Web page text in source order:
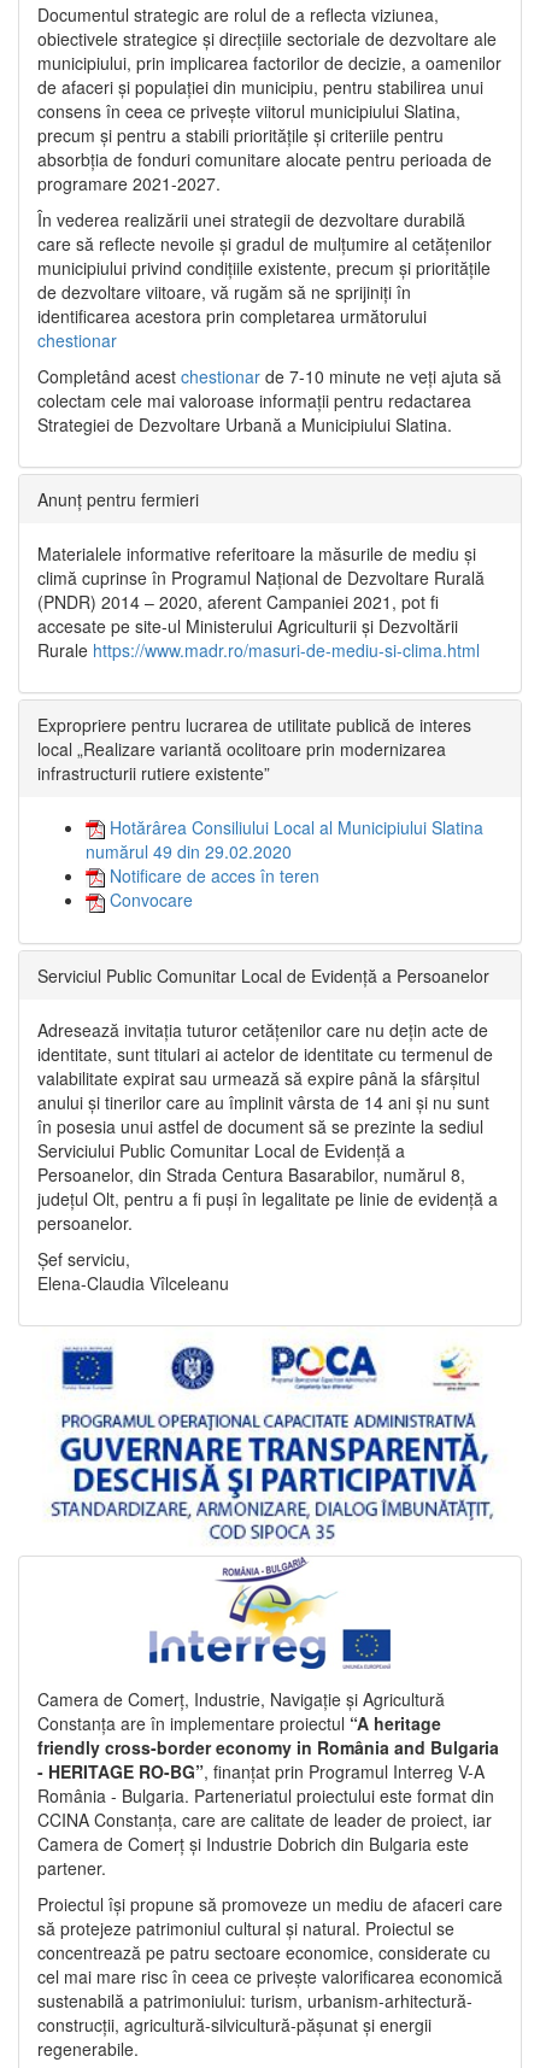
Documentul strategic are rolul de a reflecta viziunea,
obiectivele strategice și direcțiile sectoriale de dezvoltare ale
municipiului, prin implicarea factorilor de decizie, a oamenilor
de afaceri și populației din municipiu, pentru stabilirea unui
consens în ceea ce privește viitorul municipiului Slatina,
precum și pentru a stabili prioritățile și criteriile pentru
absorbția de fonduri comunitare alocate pentru perioada de
programare 2021-2027.
În vederea realizării unei strategii de dezvoltare durabilă
care să reflecte nevoile și gradul de mulțumire al cetățenilor
municipiului privind condițiile existente, precum și prioritățile
de dezvoltare viitoare, vă rugăm să ne sprijiniți în
identificarea acestora prin completarea următorului
chestionar
Completând acest chestionar de 7-10 minute ne veți ajuta să
colectam cele mai valoroase informații pentru redactarea
Strategiei de Dezvoltare Urbană a Municipiului Slatina.
Anunț pentru fermieri
Materialele informative referitoare la măsurile de mediu și
climă cuprinse în Programul Național de Dezvoltare Rurală
(PNDR) 2014 – 2020, aferent Campaniei 2021, pot fi
accesate pe site-ul Ministerului Agriculturii și Dezvoltării
Rurale https://www.madr.ro/masuri-de-mediu-si-clima.html
Expropriere pentru lucrarea de utilitate publică de interes
local „Realizare variantă ocolitoare prin modernizarea
infrastructurii rutiere existente”
Hotărârea Consiliului Local al Municipiului Slatina
numărul 49 din 29.02.2020
Notificare de acces în teren
Convocare
Serviciul Public Comunitar Local de Evidență a Persoanelor
Adresează invitația tuturor cetățenilor care nu dețin acte de
identitate, sunt titulari ai actelor de identitate cu termenul de
valabilitate expirat sau urmează să expire până la sfârșitul
anului și tinerilor care au împlinit vârsta de 14 ani și nu sunt
în posesia unui astfel de document să se prezinte la sediul
Serviciului Public Comunitar Local de Evidență a
Persoanelor, din Strada Centura Basarabilor, numărul 8,
județul Olt, pentru a fi puși în legalitate pe linie de evidență a
persoanelor.
Șef serviciu,
Elena-Claudia Vîlceleanu
Camera de Comerț, Industrie, Navigație și Agricultură
Constanța are în implementare proiectul “A heritage
friendly cross-border economy in România and Bulgaria
- HERITAGE RO-BG”, finanțat prin Programul Interreg V-A
România - Bulgaria. Parteneriatul proiectului este format din
CCINA Constanța, care are calitate de leader de proiect, iar
Camera de Comerț și Industrie Dobrich din Bulgaria este
partener.
Proiectul își propune să promoveze un mediu de afaceri care
să protejeze patrimoniul cultural și natural. Proiectul se
concentrează pe patru sectoare economice, considerate cu
cel mai mare risc în ceea ce privește valorificarea economică
sustenabilă a patrimoniului: turism, urbanism-arhitectură-
construcții, agricultură-silvicultură-pășunat și energii
regenerabile.